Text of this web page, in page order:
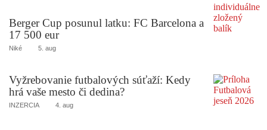
Berger Cup posunul latku: FC Barcelona a
17 500 eur
Niké 5. aug
Vyžrebovanie futbalových súťaží: Kedy
hrá vaše mesto či dedina?
INZERCIA 4. aug